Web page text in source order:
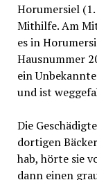
Horumersiel
Mithilfe. Am
es in
Hausnummer
ein
und ist
Die
dortigen
hab, hörte sie
dann einen